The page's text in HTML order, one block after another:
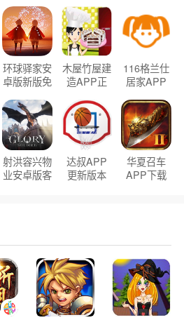
环球驿家安
卓版新版免
木屋竹屋建
造APP正
116格兰仕
居家APP
射洪容兴物
业安卓版客
达叔APP
更新版本
华夏召车
APP下载